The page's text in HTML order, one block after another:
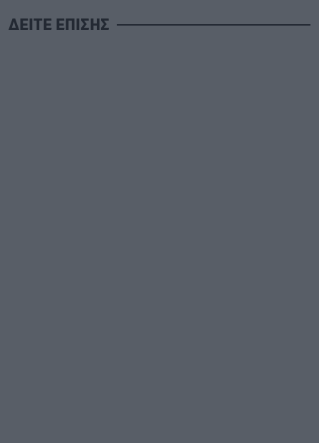
ΔΕΙΤΕ ΕΠΙΣΗΣ